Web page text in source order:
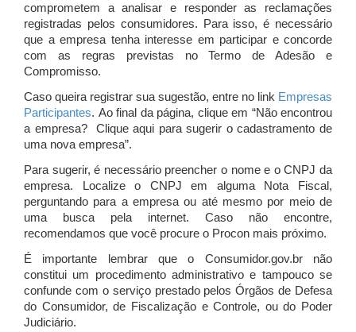
comprometem a analisar e responder as reclamações
registradas pelos consumidores. Para isso, é necessário
que a empresa tenha interesse em participar e concorde
com as regras previstas no Termo de Adesão e
Compromisso.
Caso queira registrar sua sugestão, entre no link Empresas
Participantes. Ao final da página, clique em “Não encontrou
a empresa? Clique aqui para sugerir o cadastramento de
uma nova empresa”.
Para sugerir, é necessário preencher o nome e o CNPJ da
empresa. Localize o CNPJ em alguma Nota Fiscal,
perguntando para a empresa ou até mesmo por meio de
uma busca pela internet. Caso não encontre,
recomendamos que você procure o Procon mais próximo.
É importante lembrar que o Consumidor.gov.br não
constitui um procedimento administrativo e tampouco se
confunde com o serviço prestado pelos Órgãos de Defesa
do Consumidor, de Fiscalização e Controle, ou do Poder
Judiciário.